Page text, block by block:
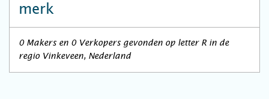
merk
0 Makers en 0 Verkopers gevonden op letter R in de
regio Vinkeveen, Nederland